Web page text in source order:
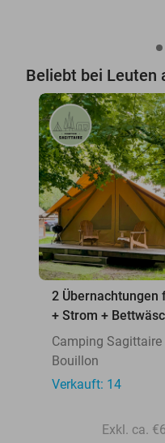
Beliebt bei Leuten
2 Übernachtungen
+ Strom +
Ardennen
Camping Sagittaire
Bouillon
Verkauft: 14
Exkl. ca.